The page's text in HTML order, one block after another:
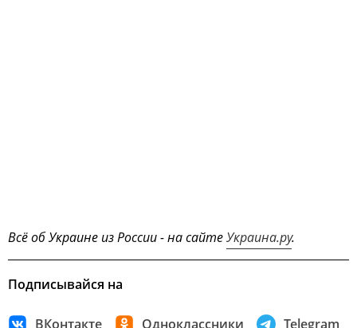
Всё об Украине из России - на сайтеУкраина.ру.
Подписывайся на
ВКонтакте Одноклассники Telegram